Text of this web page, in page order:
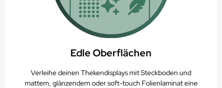
Edle Oberflächen
Verleihe deinen Thekendisplays mit Steckboden und
mattem, glänzendem oder soft-touch Folienlaminat eine